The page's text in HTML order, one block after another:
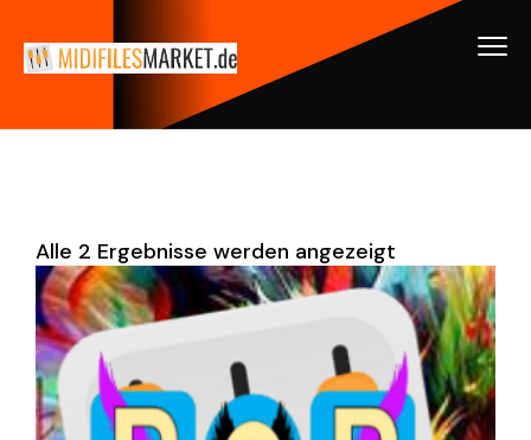
Alle 2 Ergebnisse werden angezeigt